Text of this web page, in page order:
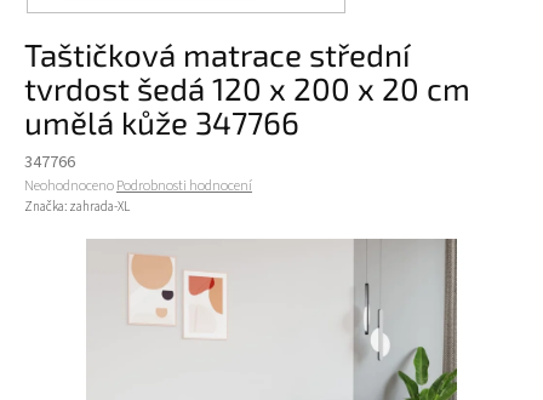
Taštičková matrace střední
tvrdost šedá 120 x 200 x 20 cm
umělá kůže 347766
347766
Průměrné hodnocení produktu je 0,0 z 5 hvězdiček.
NeohodnocenoPodrobnosti hodnocení
Značka: zahrada-XL